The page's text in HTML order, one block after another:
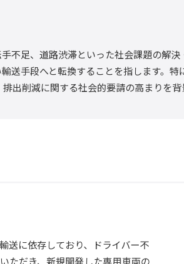
不足、道路渋滞といった社会課題の解
送手段へと転換することを指します。
削減に関する社会的要請の高まりを背
送に依存しており、ドライバー不